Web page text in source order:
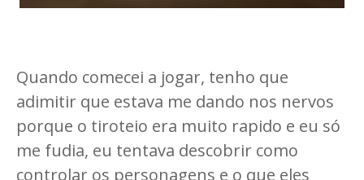
Quando comecei a jogar, tenho que
adimitir que estava me dando nos nervos
porque o tiroteio era muito rapido e eu só
me fudia, eu tentava descobrir como
controlar os personagens e o que eles